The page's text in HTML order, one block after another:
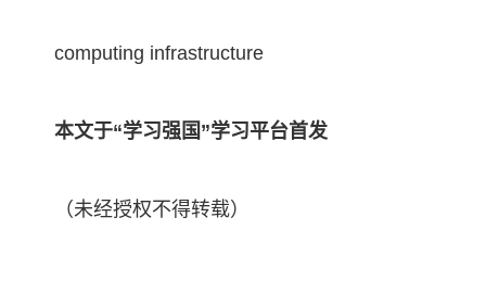
computing infrastructure
本文于“学习强国”学习平台首发
（未经授权不得转载）